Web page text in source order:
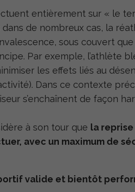
entièrement sur « le
de nombreux cas, la
sous couvert
Par exemple, l’athlète
les effets liés au
Dans ce contexte
s’enchaînent de façon
à son tour que la reprise
avec un maximum de
valide et bientôt